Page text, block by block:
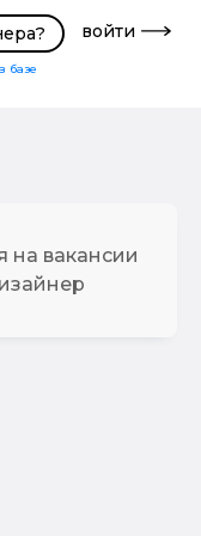
базе
войти
на вакансии